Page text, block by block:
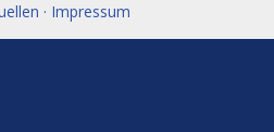
· Impressum